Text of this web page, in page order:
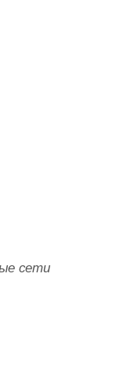
сети